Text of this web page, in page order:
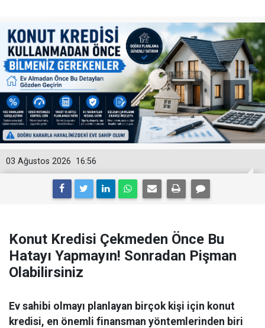
16:56
03 Ağustos 2026
Konut Kredisi Çekmeden Önce Bu
Hatayı Yapmayın! Sonradan Pişman
Olabilirsiniz
Ev sahibi olmayı planlayan birçok kişi için konut
kredisi, en önemli finansman yöntemlerinden biri